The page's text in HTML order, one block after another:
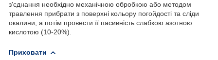
з'єднання необхідно механічною обробкою або методом
травлення прибрати з поверхні кольору погойдості та сліди
окалини, а потім провести її пасивність слабкою азотною
кислотою (10-20%).
Приховати